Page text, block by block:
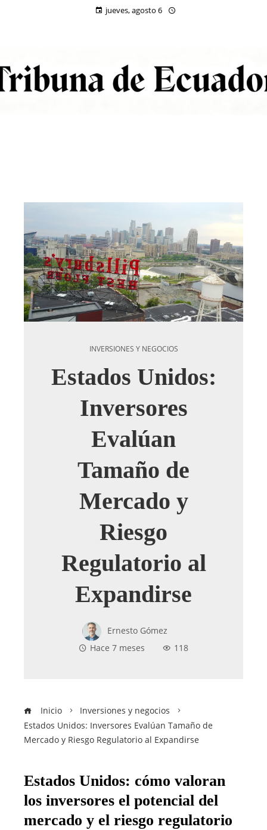
jueves, agosto 6
INVERSIONES Y NEGOCIOS
Estados Unidos:
Inversores
Evalúan
Tamaño de
Mercado y
Riesgo
Regulatorio al
Expandirse
Ernesto Gómez
Hace 7 meses
118
Inicio
Inversiones y negocios
Estados Unidos: Inversores Evalúan Tamaño de
Mercado y Riesgo Regulatorio al Expandirse
Estados Unidos: cómo valoran
los inversores el potencial del
mercado y el riesgo regulatorio